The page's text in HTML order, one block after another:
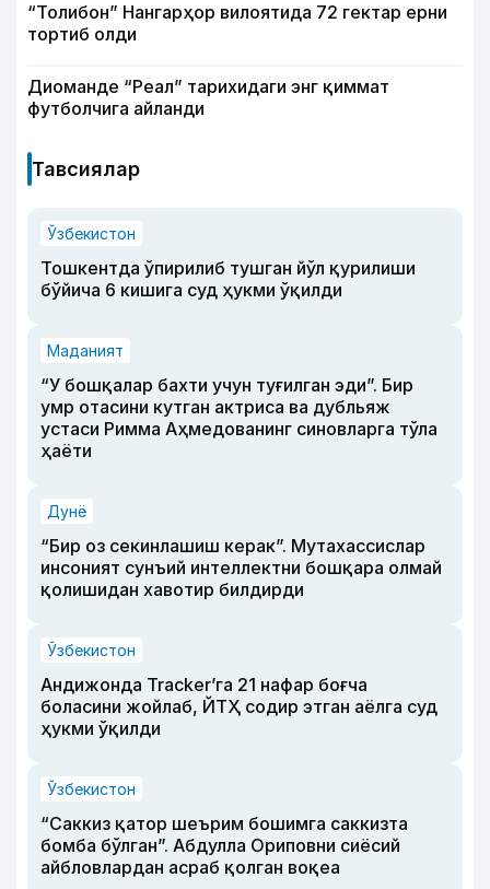
“Толибон” Нангарҳор вилоятида 72 гектар ерни
тортиб олди
Диоманде “Реал” тарихидаги энг қиммат
футболчига айланди
Тавсиялар
Ўзбекистон
Тошкентда ўпирилиб тушган йўл қурилиши
бўйича 6 кишига суд ҳукми ўқилди
Маданият
“У бошқалар бахти учун туғилган эди”. Бир
умр отасини кутган актриса ва дубльяж
устаси Римма Аҳмедованинг синовларга тўла
ҳаёти
Дунё
“Бир оз секинлашиш керак”. Мутахассислар
инсоният сунъий интеллектни бошқара олмай
қолишидан хавотир билдирди
Ўзбекистон
Андижонда Tracker’га 21 нафар боғча
боласини жойлаб, ЙТҲ содир этган аёлга суд
ҳукми ўқилди
Ўзбекистон
“Саккиз қатор шеърим бошимга саккизта
бомба бўлган”. Абдулла Ориповни сиёсий
айбловлардан асраб қолган воқеа